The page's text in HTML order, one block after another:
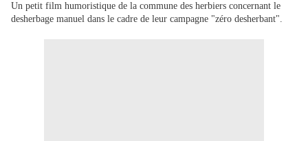
Un petit film humoristique de la commune des herbiers concernant le
desherbage manuel dans le cadre de leur campagne "zéro desherbant".